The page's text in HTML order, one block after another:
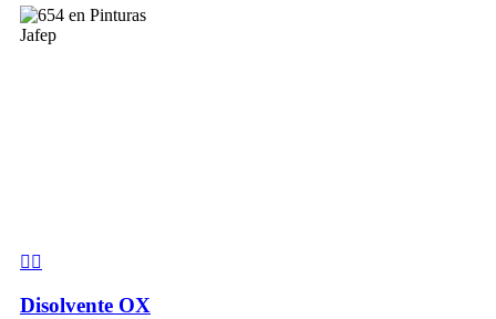
Disolvente OX